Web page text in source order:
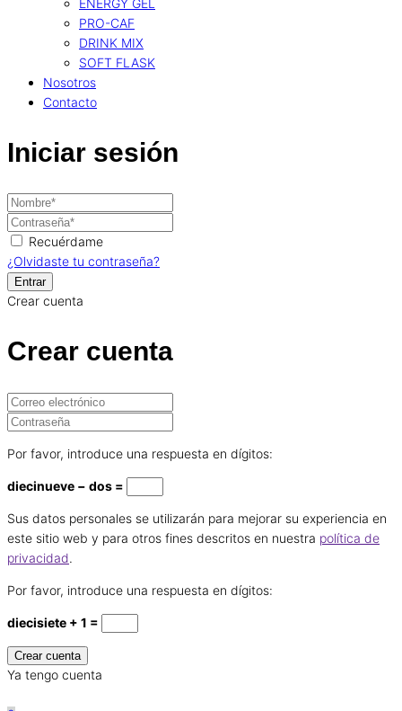
PRO-CAF
DRINK MIX
SOFT FLASK
Nosotros
Contacto
Iniciar sesión
Recuérdame
¿Olvidaste tu contraseña?
Crear cuenta
Crear cuenta
Por favor, introduce una respuesta en dígitos:
diecinueve − dos =
Sus datos personales se utilizarán para mejorar su experiencia en
este sitio web y para otros fines descritos en nuestra política de
privacidad.
Por favor, introduce una respuesta en dígitos:
diecisiete + 1 =
Ya tengo cuenta